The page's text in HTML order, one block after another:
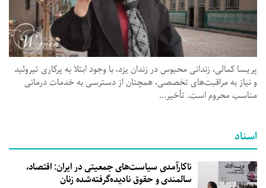
پریسا کمالی، زندانی محبوس در زندان یزد، با وجود ابتلا به پرکاری تیروئید
و نیاز به مراقبت‌های تخصصی، همچنان از دسترسی به خدمات درمانی
مناسب محروم است. تأخیر...
اسناد
ناکارآمدی سیاست‌های جمعیتی در ایران: اقتصاد،
سالمندی و حقوق نادیده‌گرفته‌شده زنان